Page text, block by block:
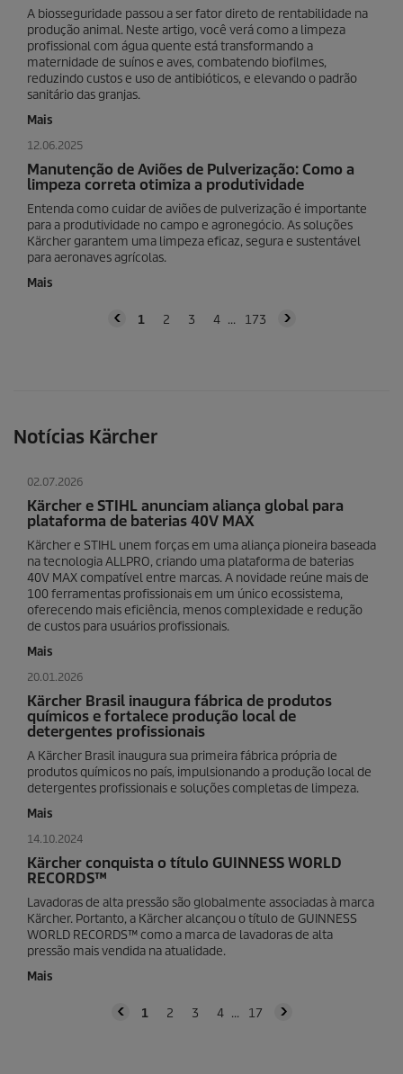
A biosseguridade passou a ser fator direto de rentabilidade na
produção animal. Neste artigo, você verá como a limpeza
profissional com água quente está transformando a
maternidade de suínos e aves, combatendo biofilmes,
reduzindo custos e uso de antibióticos, e elevando o padrão
sanitário das granjas.
Mais
12.06.2025
Manutenção de Aviões de Pulverização: Como a
limpeza correta otimiza a produtividade
Entenda como cuidar de aviões de pulverização é importante
para a produtividade no campo e agronegócio. As soluções
Kärcher garantem uma limpeza eficaz, segura e sustentável
para aeronaves agrícolas.
Mais
1 2 3 4 173
Notícias Kärcher
02.07.2026
Kärcher e STIHL anunciam aliança global para
plataforma de baterias 40V MAX
Kärcher e STIHL unem forças em uma aliança pioneira baseada
na tecnologia ALLPRO, criando uma plataforma de baterias
40V MAX compatível entre marcas. A novidade reúne mais de
100 ferramentas profissionais em um único ecossistema,
oferecendo mais eficiência, menos complexidade e redução
de custos para usuários profissionais.
Mais
20.01.2026
Kärcher Brasil inaugura fábrica de produtos
químicos e fortalece produção local de
detergentes profissionais
A Kärcher Brasil inaugura sua primeira fábrica própria de
produtos químicos no país, impulsionando a produção local de
detergentes profissionais e soluções completas de limpeza.
Mais
14.10.2024
Kärcher conquista o título GUINNESS WORLD
RECORDS™
Lavadoras de alta pressão são globalmente associadas à marca
Kärcher. Portanto, a Kärcher alcançou o título de GUINNESS
WORLD RECORDS™ como a marca de lavadoras de alta
pressão mais vendida na atualidade.
Mais
1 2 3 4 17